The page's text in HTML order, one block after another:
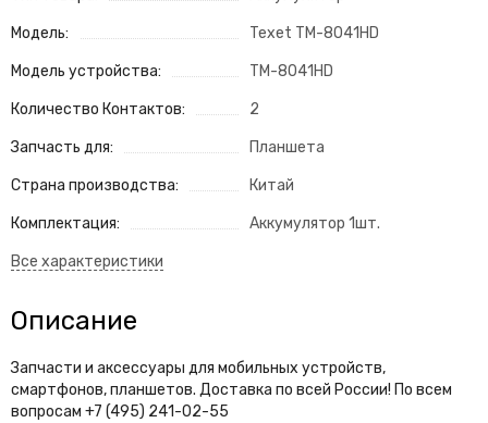
Модель: Texet TM-8041HD
Модель устройства: TM-8041HD
Количество Контактов: 2
Запчасть для: Планшета
Страна производства: Китай
Комплектация: Аккумулятор 1шт.
Описание
Запчасти и аксессуары для мобильных устройств,
смартфонов, планшетов. Доставка по всей России! По всем
вопросам +7 (495) 241-02-55